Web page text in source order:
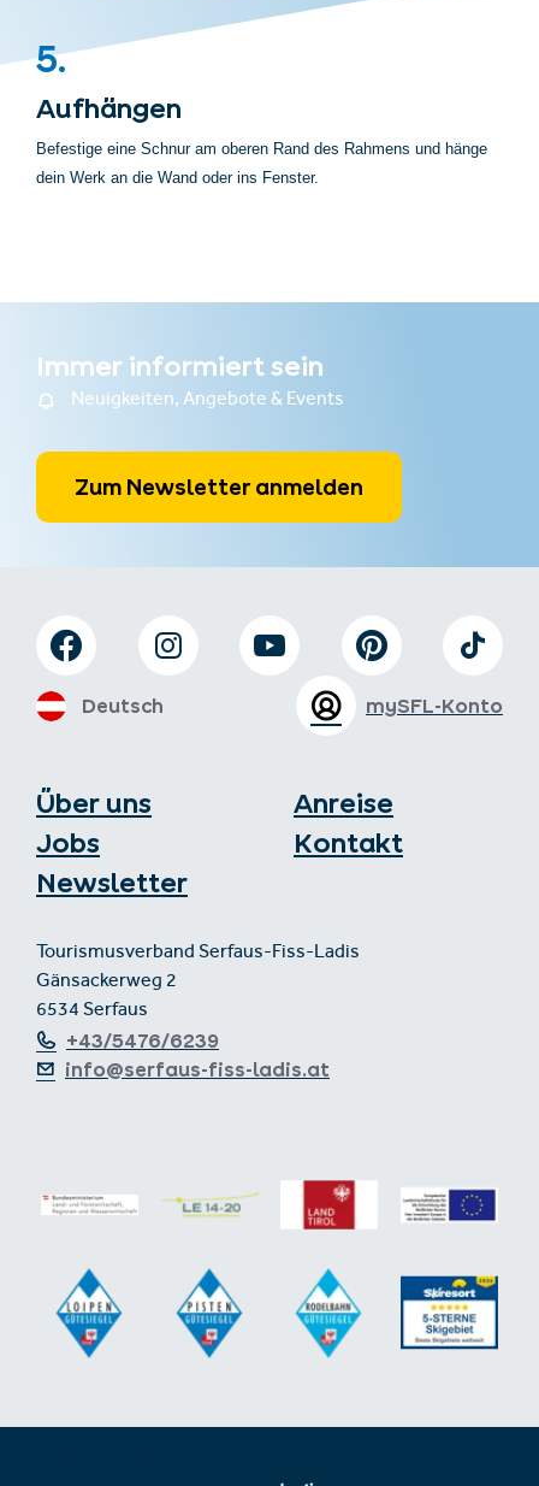
5.
Aufhängen
Befestige eine Schnur am oberen Rand des Rahmens und hänge
dein Werk an die Wand oder ins Fenster.
Immer informiert sein
Neuigkeiten, Angebote & Events
Zum Newsletter anmelden
Über uns
Jobs
Newsletter
Anreise
Kontakt
Tourismusverband Serfaus-Fiss-Ladis
Gänsackerweg 2
6534 Serfaus
+43/5476/6239
info@serfaus-fiss-ladis.at
mySFL-Konto
Deutsch